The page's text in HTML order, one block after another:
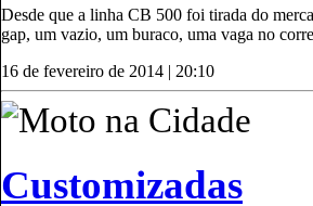
Desde que a linha CB 500 foi tirada do
gap, um vazio, um buraco, uma vaga no
16 de fevereiro de 2014 | 20:10
Moto na Cidade
Customizadas